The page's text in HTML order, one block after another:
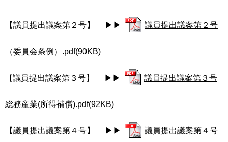
【議員提出議案第２号】 ▶▶ 議員提出議案第２号
（委員会条例）.pdf(90KB)
【議員提出議案第３号】 ▶▶ 議員提出議案第３号
総務産業(所得補償).pdf(92KB)
【議員提出議案第４号】 ▶▶ 議員提出議案第４号